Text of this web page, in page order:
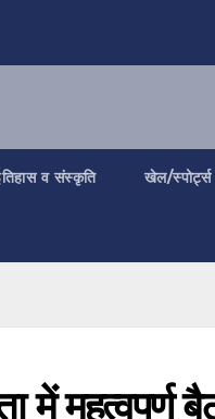
व संस्कृति खेल/स्पोर्ट्स
में